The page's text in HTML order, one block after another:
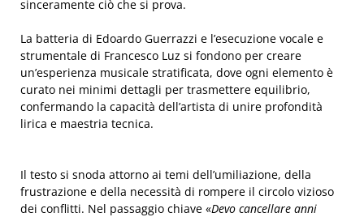
sinceramente ciò che si prova.
La batteria di Edoardo Guerrazzi e l’esecuzione vocale e
strumentale di Francesco Luz si fondono per creare
un’esperienza musicale stratificata, dove ogni elemento è
curato nei minimi dettagli per trasmettere equilibrio,
confermando la capacità dell’artista di unire profondità
lirica e maestria tecnica.
Il testo si snoda attorno ai temi dell’umiliazione, della
frustrazione e della necessità di rompere il circolo vizioso
dei conflitti. Nel passaggio chiave «Devo cancellare anni